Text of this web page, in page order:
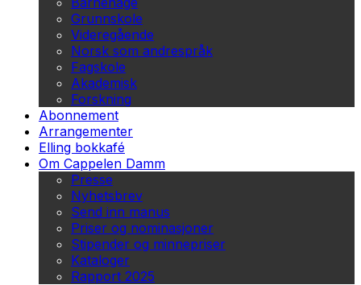
Grunnskole
Videregående
Norsk som andrespråk
Fagskole
Akademisk
Forskning
Abonnement
Arrangementer
Elling bokkafé
Om Cappelen Damm
Presse
Nyhetsbrev
Send inn manus
Priser og nominasjoner
Stipender og minnepriser
Kataloger
Rapport 2025